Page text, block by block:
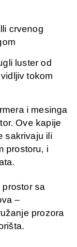
crvenog
luster od
tokom
i mesinga
Ove kapije
sakrivaju ili
prostoru, i
sa
–
prozora